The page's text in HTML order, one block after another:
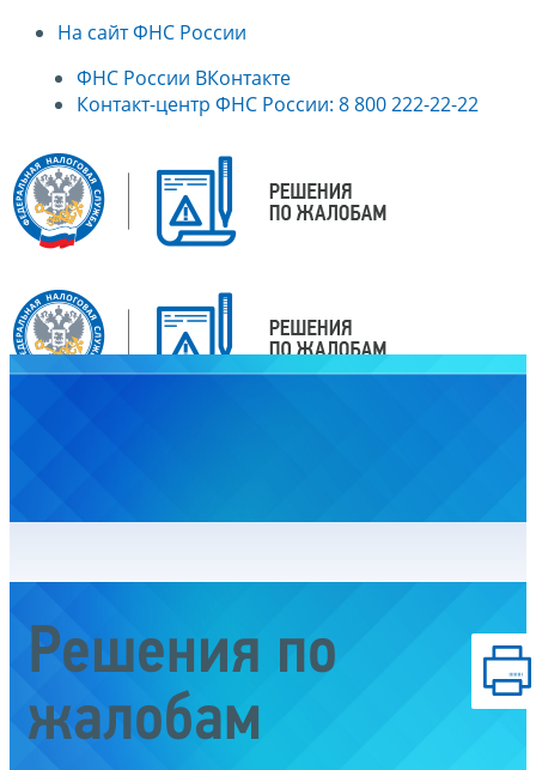
На сайт ФНС России
ФНС России ВКонтакте
Контакт-центр ФНС России: 8 800 222-22-22
Решения по
жалобам